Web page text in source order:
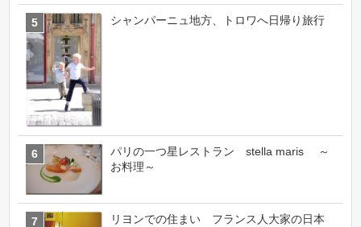
シャンパーニュ地方、トロワへ日帰り旅行
パリの一つ星レストラン stella maris ～
お料理～
リヨンでの住まい フランス人大家の日本